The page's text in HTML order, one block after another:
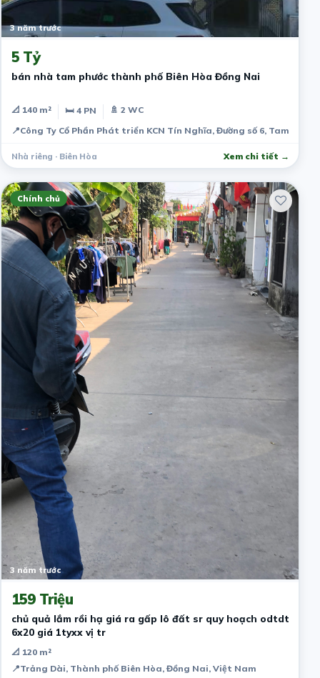
3 năm trước
5 Tỷ
bán nhà tam phước thành phố Biên Hòa Đồng Nai
📐 140 m² 🛏 4 PN
🚿 2 WC
📍Công Ty Cổ Phần Phát triển KCN Tín Nghĩa, Đường số 6, Tam
Nhà riêng · Biên Hòa Xem chi tiết →
Chính chủ
3 năm trước
159 Triệu
chủ quả lắm rồi hạ giá ra gấp lô đất sr quy hoạch odtdt
6x20 giá 1tyxx vị tr
📐 120 m²
📍Trảng Dài, Thành phố Biên Hòa, Đồng Nai, Việt Nam